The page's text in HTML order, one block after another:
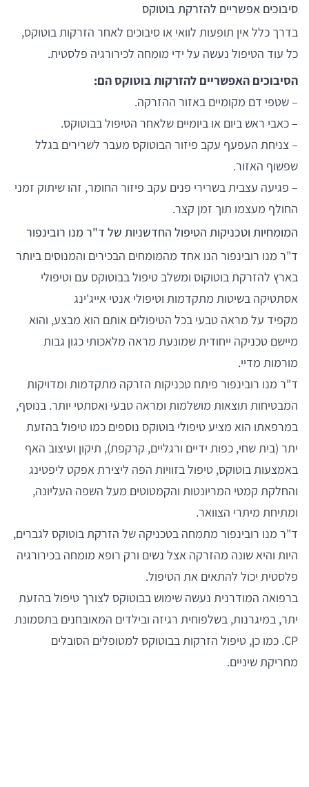
סיבוכים אפשריים להזרקת בוטוקס
בדרך כלל אין תופעות לוואי או סיבוכים לאחר הזרקות בוטוקס,
כל עוד הטיפול נעשה על ידי מומחה לכירורגיה פלסטית.
הסיבוכים האפשריים להזרקות בוטוקס הם:
– שטפי דם מקומיים באזור ההזרקה.
– כאבי ראש ביום או ביומיים שלאחר הטיפול בבוטוקס.
– צניחת העפעף עקב פיזור הבוטוקס מעבר לשרירים בגלל
שפשוף האזור.
– פגיעה עצבית בשרירי פנים עקב פיזור החומר, זהו שיתוק זמני
החולף מעצמו תוך זמן קצר.
המומחיות וטכניקות הטיפול החדשניות של ד"ר מנו רובינפור
ד"ר מנו רובינפור הנו אחד מהמומחים הבכירים והמנוסים ביותר
בארץ להזרקת בוטוקוס ומשלב טיפול בבוטוקס עם וטיפולי
אסתטיקה בשיטות מתקדמות וטיפולי אנטי אייג'ינג
מקפיד על מראה טבעי בכל הטיפולים אותם הוא מבצע, והוא
מיישם טכניקה ייחודית שמונעת מראה מלאכותי כגון גבות
מורמות מדיי.
ד"ר מנו רובינפור פיתח טכניקות הזרקה מתקדמות ומדויקות
המבטיחות תוצאות מושלמות ומראה טבעי ואסתטי יותר. בנוסף,
במרפאתו הוא מציע טיפולי בוטוקס נוספים כמו טיפול בהזעת
יתר (בית שחי, כפות ידיים ורגליים, קרקפת), תיקון ועיצוב האף
באמצעות בוטוקס, טיפול בזוויות הפה ליצירת אפקט ליפטינג
והחלקת קמטי המריונטות והקמטוטים מעל השפה העליונה,
ומתיחת מיתרי הצוואר.
ד"ר מנו רובינפור מתמחה בטכניקה של הזרקת בוטוקס לגברים,
היות והיא שונה מהזרקה אצל נשים ורק רופא מומחה בכירורגיה
פלסטית יכול להתאים את הטיפול.
ברפואה המודרנית נעשה שימוש בבוטוקס לצורך טיפול בהזעת
יתר, במיגרנות, בשלפוחית רגיזה ובילדים המאובחנים בתסמונת
CP. כמו כן, טיפול הזרקות בבוטוקס למטופלים הסובלים
מחריקת שיניים.